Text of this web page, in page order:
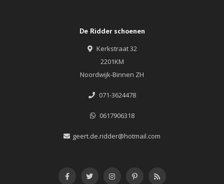
De Ridder schoenen
Kerkstraat 32
2201KM
Noordwijk-Binnen ZH
071-3624478
0617906318
geert.de.ridder@hotmail.com